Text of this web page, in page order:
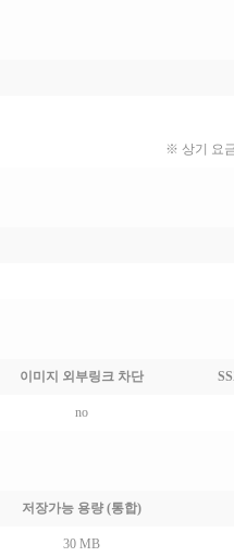
※ 상기 요
이미지 외부링크 차단
no
저장가능 용량 (통합)
30 MB